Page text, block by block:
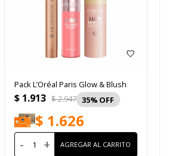
Pack L’Oréal Paris Glow & Blush
$ 1.913 $2.947 35
$ 1.626
- +